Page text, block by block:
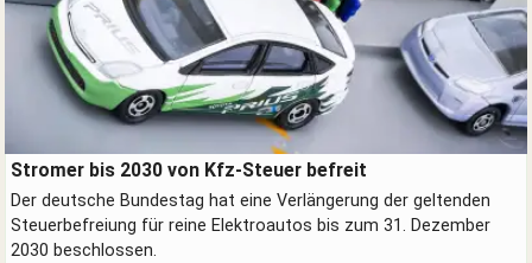
Elektroautos an der Stromtankstelle
Stromer bis 2030 von Kfz-Steuer befreit
Der deutsche Bundestag hat eine Verlängerung der geltenden
Steuerbefreiung für reine Elektroautos bis zum 31. Dezember
2030 beschlossen.